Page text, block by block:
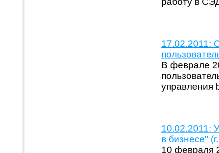
17.02.2011:
В феврале
управления
10.02.2011:
в бизнесе"
10 февраля